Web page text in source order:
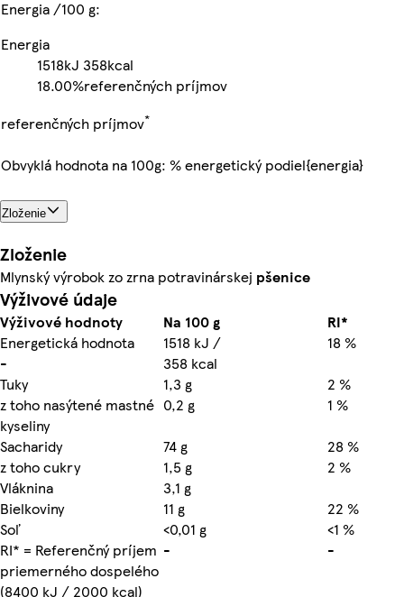
Energia /100 g:
Energia
1518kJ 358kcal
18.00%referenčných príjmov
referenčných príjmov*
Obvyklá hodnota na 100g: % energetický podiel{energia}
Zloženie
Zloženie
Mlynský výrobok zo zrna potravinárskej pšenice
Výživové údaje
Výživové hodnoty Na 100 g
RI*
Energetická hodnota
1518 kJ /
18 %
-
358 kcal
Tuky
1,3 g
2 %
z toho nasýtené mastné
kyseliny
0,2 g
1 %
Sacharidy
74 g
28 %
z toho cukry
1,5 g
2 %
Vláknina
3,1 g
Bielkoviny
11 g
22 %
Soľ
<0,01 g
<1 %
RI* = Referenčný príjem
priemerného dospelého
(8400 kJ / 2000 kcal)
- -